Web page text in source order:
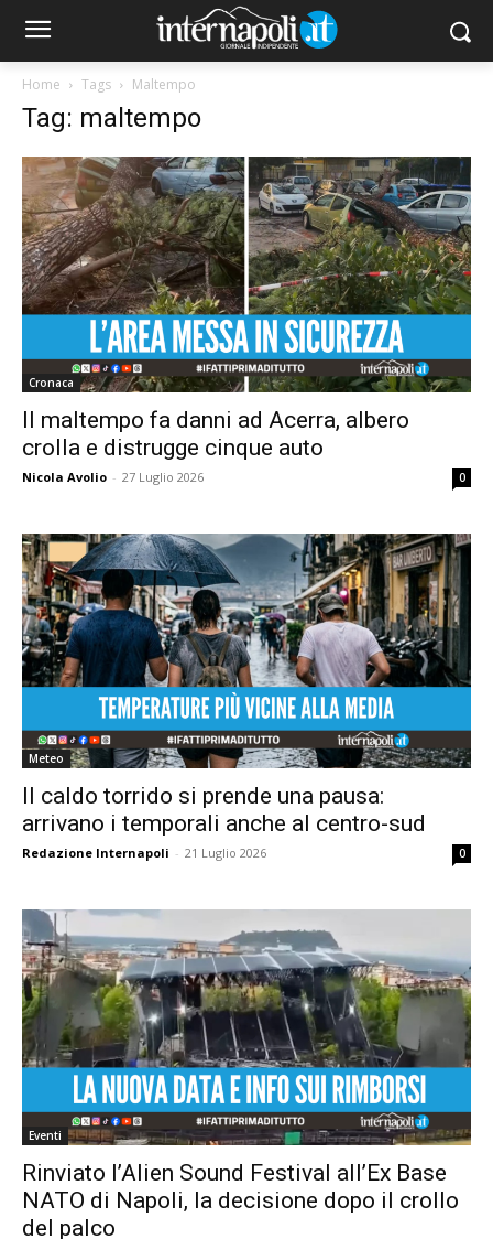
Home Tags Maltempo
Tag: maltempo
Cronaca
Il maltempo fa danni ad Acerra, albero
crolla e distrugge cinque auto
Nicola Avolio - 27 Luglio 2026 0
Meteo
Il caldo torrido si prende una pausa:
arrivano i temporali anche al centro-sud
Redazione Internapoli - 21 Luglio 2026 0
Eventi
Rinviato l’Alien Sound Festival all’Ex Base
NATO di Napoli, la decisione dopo il crollo
del palco